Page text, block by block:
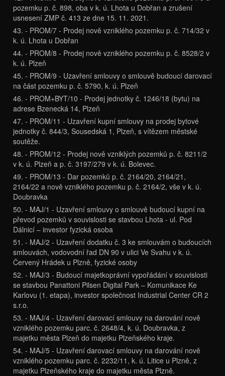
pozemku p. č. 898, oba v k. ú. Lhota u Dobřan a zrušení
usnesení ZMP č. 413 ze dne 15. 11. 2021.
43. - PROM/7 - Prodej nově vzniklého pozemku p. č. 714/32 v
k. ú. Lhota u Dobřan
44. - PROM/8 - Prodej nově vzniklého pozemku p. č. 8528/2 v
k. ú. Plzeň
45. - PROM/9 - Uzavření smlouvy o smlouvě budoucí darovací
na část pozemku p. č. 5790, k. ú. Plzeň
46. - PROM+BYT/10 - Prodej jednotky č. 1246/18 (bytu) na
adrese Bzenecká 14, Plzeň
47. - PROM/11 - Uzavření kupní smlouvy na prodej bytové
jednotky č. 844/3, Sousedská 1, Plzeň, s vítězem městské
soutěže.
48. - PROM/12 - Prodej nově vzniklých pozemků p. č. 8211/2
v k. ú. Plzeň a p. č. 3197/279 v k. ú. Bolevec.
49. - PROM/13 - Dar pozemků p. č. 2164/20, 2164/21,
2164/22 a nově vzniklého pozemku p. č. 2164/2, vše v k. ú.
Doubravka
50. - MAJ/1 - Uzavření smlouvy o smlouvě budoucí kupní na
převod pozemků v souvislosti se stavbou Lhota - ul. Pod
Dálnicí – investor fyzická osoba
51. - MAJ/2 - Uzavření dodatku č. 3 ke smlouvám o budoucích
smlouvách, vodovodní řad DN 90 v ulici Ve Svahu v k. ú.
Červený Hrádek u Plzně, fyzické osoby
52. - MAJ/3 - Budoucí majetkoprávní vypořádání v souvislosti
se stavbou Panattoni Pilsen Digital Park – Komunikace Ke
Karlovu (1. etapa), investor společnost Industrial Center CR 2
s.r.o.
53. - MAJ/4 - Uzavření darovací smlouvy na darování nově
vzniklého pozemku parc. č. 2648/4, k. ú. Doubravka, z
majetku města Plzeň do majetku Plzeňského kraje.
54. - MAJ/5 - Uzavření darovací smlouvy na darování nově
vzniklého pozemku parc. č. 2232/11, k. ú. Litice u Plzně, z
majetku Plzeňského kraje do majetku města Plzně.